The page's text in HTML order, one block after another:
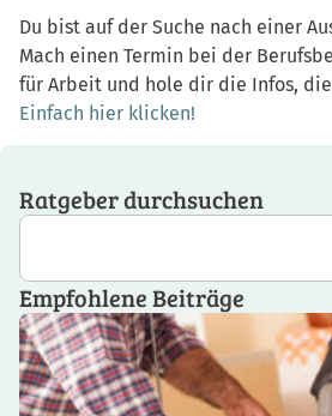
Du bist auf der Suche nach einer
Mach einen Termin bei der
für Arbeit und hole dir die Infos,
Einfach hier klicken!
Ratgeber durchsuchen
Empfohlene Beiträge